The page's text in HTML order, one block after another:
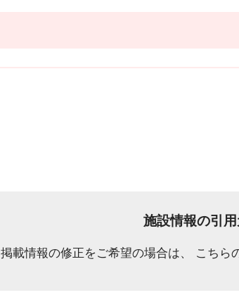
施設情報の引
掲載情報の修正をご希望の場合は、 こちら